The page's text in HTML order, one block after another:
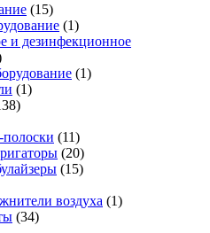
(15)
(1)
и дезинфекционное
(1)
(1)
(11)
(20)
(15)
воздуха (1)
(34)